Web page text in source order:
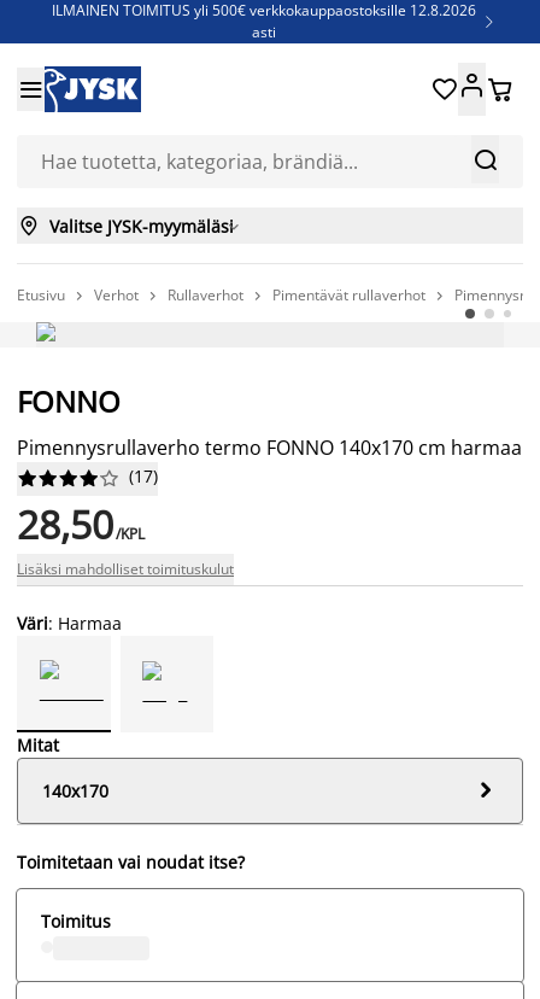
ILMAINEN TOIMITUS yli 500€ verkkokauppaostoksille 12.8.2026
asti

Jenkkisänkyjä - Säästä jopa 60%


 
 Valitse JYSK-myymäläsi
Etusivu  Verhot  Rullaverhot  Pimentävät rullaverhot 
FONNO
Pimennysrullaverho termo FONNO 140x170 cm harmaa





 (17)
28,50/KPL
Lisäksi mahdolliset toimituskulut
Väri: Harmaa
Mitat
140x170

Toimitetaan vai noudat itse?
Toimitus